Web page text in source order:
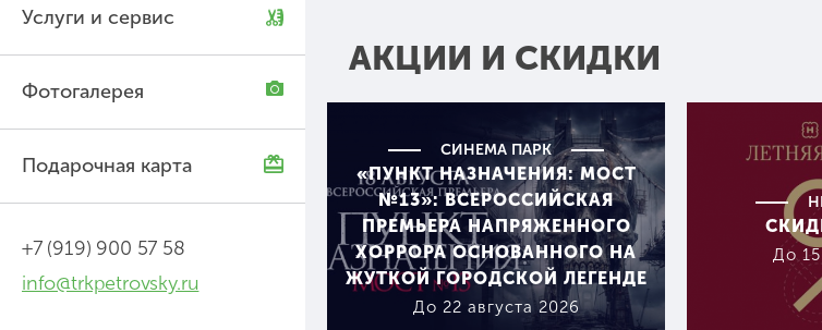
Услуги и сервис
Фотогалерея
Подарочная карта
+7 (919) 900 57 58
info@trkpetrovsky.ru
АКЦИИ И СКИДКИ
СИНЕМА ПАРК
«ПУНКТ НАЗНАЧЕНИЯ: МОСТ
№13»: ВСЕРОССИЙСКАЯ
ПРЕМЬЕРА НАПРЯЖЕННОГО
ХОРРОРА ОСНОВАННОГО НА
ЖУТКОЙ ГОРОДСКОЙ ЛЕГЕНДЕ
До 22 августа 2026
До 15